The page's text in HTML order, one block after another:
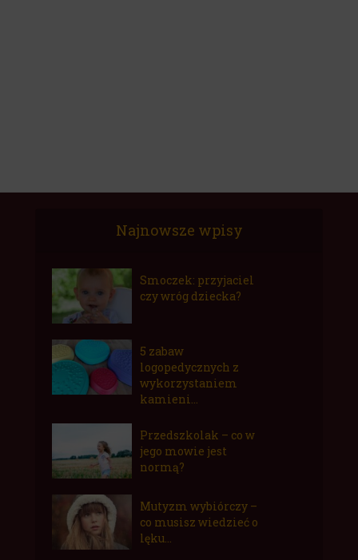
Najnowsze wpisy
Smoczek: przyjaciel
czy wróg dziecka?
5 zabaw
logopedycznych z
wykorzystaniem
kamieni...
Przedszkolak – co w
jego mowie jest
normą?
Mutyzm wybiórczy –
co musisz wiedzieć o
lęku...